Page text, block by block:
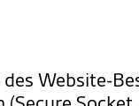
Website-